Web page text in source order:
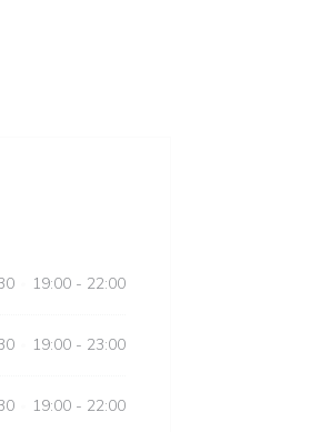
19:00 - 22:00
19:00 - 23:00
19:00 - 22:00